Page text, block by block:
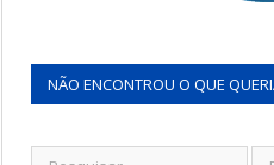
NÃO ENCONTROU O QUE